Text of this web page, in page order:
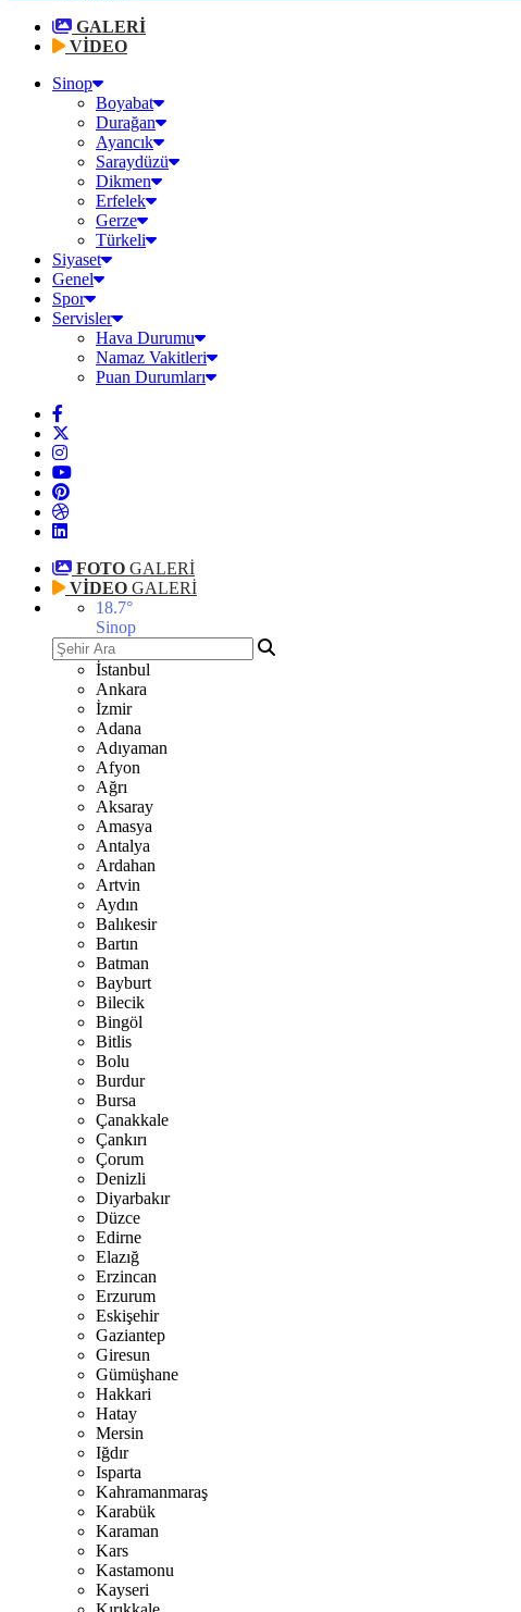
GALERİ
VİDEO
Sinop
Boyabat
Durağan
Ayancık
Saraydüzü
Dikmen
Erfelek
Gerze
Türkeli
Siyaset
Genel
Spor
Servisler
Hava Durumu
Namaz Vakitleri
Puan Durumları
FOTO GALERİ
VİDEO GALERİ
18.7°
Sinop
İstanbul
Ankara
İzmir
Adana
Adıyaman
Afyon
Ağrı
Aksaray
Amasya
Antalya
Ardahan
Artvin
Aydın
Balıkesir
Bartın
Batman
Bayburt
Bilecik
Bingöl
Bitlis
Bolu
Burdur
Bursa
Çanakkale
Çankırı
Çorum
Denizli
Diyarbakır
Düzce
Edirne
Elazığ
Erzincan
Erzurum
Eskişehir
Gaziantep
Giresun
Gümüşhane
Hakkari
Hatay
Mersin
Iğdır
Isparta
Kahramanmaraş
Karabük
Karaman
Kars
Kastamonu
Kayseri